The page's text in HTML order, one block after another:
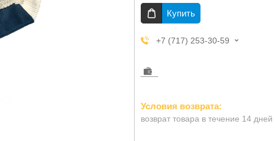
Купить
+7 (717) 253-30-59
возврат товара в течение 14 дней